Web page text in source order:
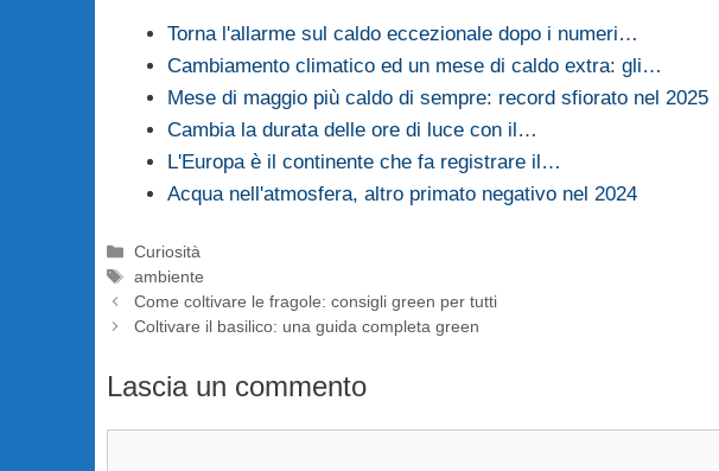
Torna l'allarme sul caldo eccezionale dopo i numeri…
Cambiamento climatico ed un mese di caldo extra: gli…
Mese di maggio più caldo di sempre: record sfiorato nel 2025
Cambia la durata delle ore di luce con il…
L'Europa è il continente che fa registrare il…
Acqua nell'atmosfera, altro primato negativo nel 2024
Categorie
Curiosità
Tag
ambiente
Come coltivare le fragole: consigli green per tutti
Coltivare il basilico: una guida completa green
Lascia un commento